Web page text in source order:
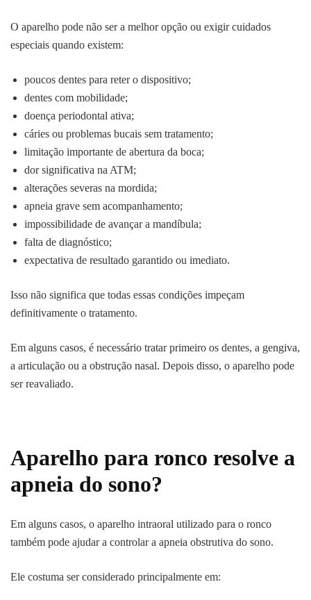
O aparelho pode não ser a melhor opção ou exigir cuidados
especiais quando existem:
poucos dentes para reter o dispositivo;
dentes com mobilidade;
doença periodontal ativa;
cáries ou problemas bucais sem tratamento;
limitação importante de abertura da boca;
dor significativa na ATM;
alterações severas na mordida;
apneia grave sem acompanhamento;
impossibilidade de avançar a mandíbula;
falta de diagnóstico;
expectativa de resultado garantido ou imediato.
Isso não significa que todas essas condições impeçam
definitivamente o tratamento.
Em alguns casos, é necessário tratar primeiro os dentes, a gengiva,
a articulação ou a obstrução nasal. Depois disso, o aparelho pode
ser reavaliado.
Aparelho para ronco resolve a
apneia do sono?
Em alguns casos, o aparelho intraoral utilizado para o ronco
também pode ajudar a controlar a apneia obstrutiva do sono.
Ele costuma ser considerado principalmente em: